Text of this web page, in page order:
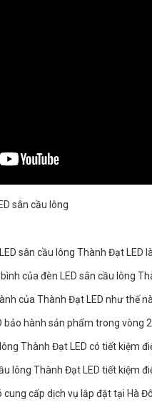
sân cầu lông
sân cầu lông Thành Đạt LED
của đèn LED sân cầu lông
của Thành Đạt LED như thế
bảo hành sản phẩm trong vòng 2
Thành Đạt LED có tiết kiệm
lông Thành Đạt LED tiết kiệm
cung cấp dịch vụ lắp đặt tại Hà